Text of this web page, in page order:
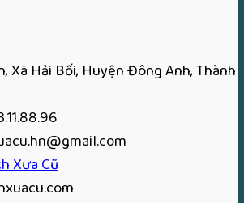
Xã Hải Bối, Huyện Đông Anh, Thành
Xưa Cũ